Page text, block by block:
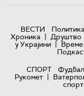
ВЕСТИ Политика
Хроника | Друштво
у Украјини | Време
СПОРТ
Фудбал
Рукомет |